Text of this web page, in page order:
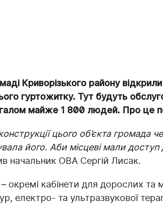
Криворізького району
гуртожитку. Тут будуть
майже 1 800 людей. Про це
цього об’єкта громада
його. Аби місцеві мали
начальник ОВА Сергій Лисак.
– окремі кабінети для дорослих
електро- та ультразвукової